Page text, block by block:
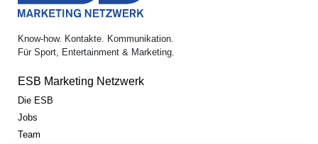
Know-how. Kontakte. Kommunikation.
Für Sport, Entertainment & Marketing.
ESB Marketing Netzwerk
Die ESB
Jobs
Team